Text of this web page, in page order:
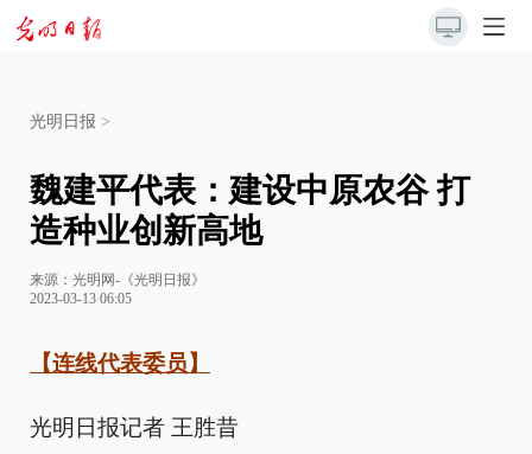
光明日报 >
魏建平代表：建设中原农谷 打
造种业创新高地
来源： 光明网-《光明日报》
2023-03-13 06:05
【连线代表委员】
光明日报记者 王胜昔